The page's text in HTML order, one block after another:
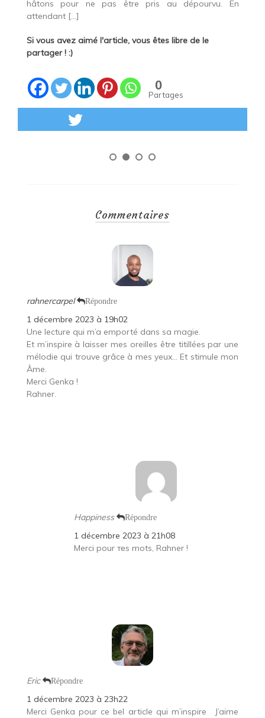
pour ne pas être pris au dépourvu. En
[…]
avez aimé l'article, vous êtes libre de le
! :)
0
Partages
Lire la suite
Commentaires
rahnercarpel Répondre
1 décembre 2023 à 19h02
Une lecture qui m’a emporté dans sa magie.
Et m’inspire à laisser mes oreilles être titillées par une
mélodie qui trouve grâce à mes yeux… Et stimule mon
Âme.
Merci Genka !
Rahner.
Happiness Répondre
1 décembre 2023 à 21h08
Merci pour теs mots, Rahner !
Eric Répondre
1 décembre 2023 à 23h22
Merci Genka pour ce bel article qui m’inspire
J’aime